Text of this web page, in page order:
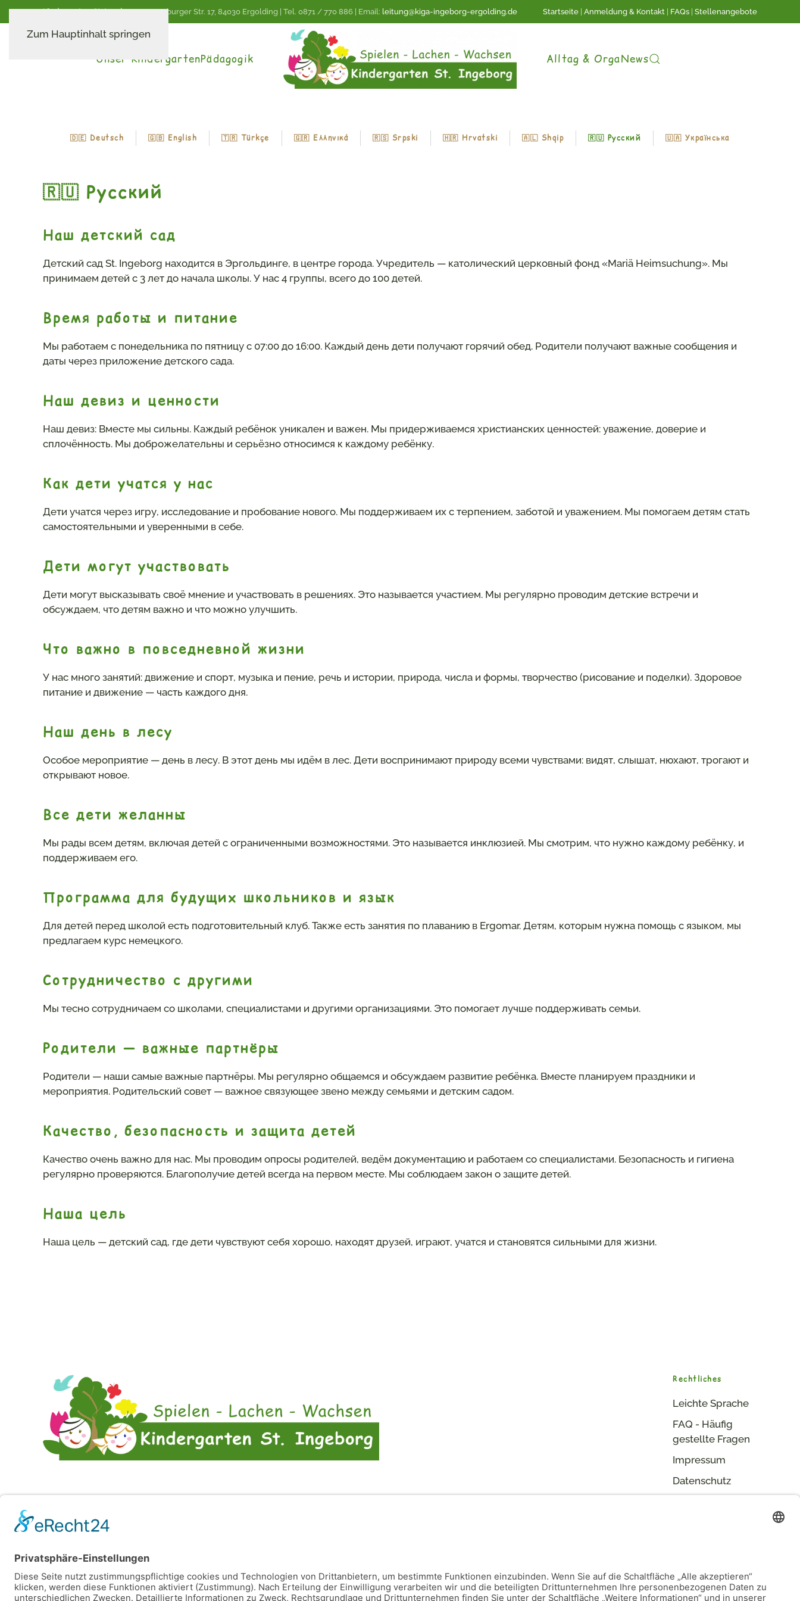
Zum Hauptinhalt springen
Kindergarten St. Ingeborg,Rottenburger Str. 17, 84030 Ergolding | Tel. 0871 / 770 886 | Email: leitung@kiga-ingeborg-ergolding.de Startseite Anmeldung & Kontakt FAQs Stellenangebote
Unser KindergartenPädagogik Alltag & OrgaNews
🇩🇪 Deutsch 🇬🇧 English 🇹🇷 Türkçe 🇬🇷 Ελληνικά 🇷🇸 Srpski 🇭🇷 Hrvatski 🇦🇱 Shqip 🇷🇺 Русский 🇺🇦 Українська
🇷🇺 Русский
Наш детский сад
Детский сад St. Ingeborg находится в Эргольдинге, в центре города. Учредитель — католический церковный фонд «Mariä Heimsuchung». Мы
принимаем детей с 3 лет до начала школы. У нас 4 группы, всего до 100 детей.
Время работы и питание
Мы работаем с понедельника по пятницу с 07:00 до 16:00. Каждый день дети получают горячий обед. Родители получают важные сообщения и
даты через приложение детского сада.
Наш девиз и ценности
Наш девиз: Вместе мы сильны. Каждый ребёнок уникален и важен. Мы придерживаемся христианских ценностей: уважение, доверие и
сплочённость. Мы доброжелательны и серьёзно относимся к каждому ребёнку.
Как дети учатся у нас
Дети учатся через игру, исследование и пробование нового. Мы поддерживаем их с терпением, заботой и уважением. Мы помогаем детям стать
самостоятельными и уверенными в себе.
Дети могут участвовать
Дети могут высказывать своё мнение и участвовать в решениях. Это называется участием. Мы регулярно проводим детские встречи и
обсуждаем, что детям важно и что можно улучшить.
Что важно в повседневной жизни
У нас много занятий: движение и спорт, музыка и пение, речь и истории, природа, числа и формы, творчество (рисование и поделки). Здоровое
питание и движение — часть каждого дня.
Наш день в лесу
Особое мероприятие — день в лесу. В этот день мы идём в лес. Дети воспринимают природу всеми чувствами: видят, слышат, нюхают, трогают и
открывают новое.
Все дети желанны
Мы рады всем детям, включая детей с ограниченными возможностями. Это называется инклюзией. Мы смотрим, что нужно каждому ребёнку, и
поддерживаем его.
Программа для будущих школьников и язык
Для детей перед школой есть подготовительный клуб. Также есть занятия по плаванию в Ergomar. Детям, которым нужна помощь с языком, мы
предлагаем курс немецкого.
Сотрудничество с другими
Мы тесно сотрудничаем со школами, специалистами и другими организациями. Это помогает лучше поддерживать семьи.
Родители — важные партнёры
Родители — наши самые важные партнёры. Мы регулярно общаемся и обсуждаем развитие ребёнка. Вместе планируем праздники и
мероприятия. Родительский совет — важное связующее звено между семьями и детским садом.
Качество, безопасность и защита детей
Качество очень важно для нас. Мы проводим опросы родителей, ведём документацию и работаем со специалистами. Безопасность и гигиена
регулярно проверяются. Благополучие детей всегда на первом месте. Мы соблюдаем закон о защите детей.
Наша цель
Наша цель — детский сад, где дети чувствуют себя хорошо, находят друзей, играют, учатся и становятся сильными для жизни.
Rechtliches
Leichte Sprache
FAQ - Häufig
gestellte Fragen
Impressum
Datenschutz
Barrierefreiheitserklärung